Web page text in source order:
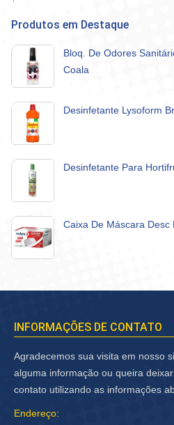
Produtos em Destaque
Bloq. De Odores
Coala
Desinfetante Lysoform
Desinfetante Para
Caixa De Máscara Desc
INFORMAÇÕES DE CONTATO
Agradecemos sua visita em nosso
alguma informação ou queira
contato utilizando as informações
Endereço: